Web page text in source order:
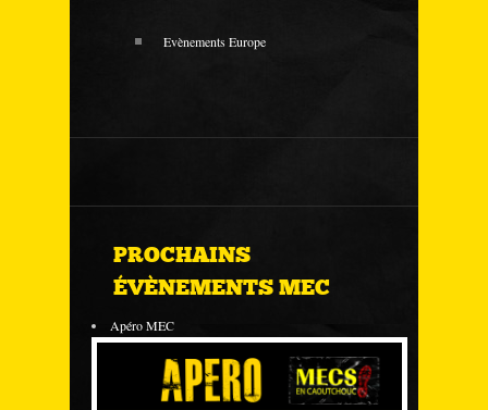
Evènements Europe
PROCHAINS
ÉVÈNEMENTS MEC
Apéro MEC